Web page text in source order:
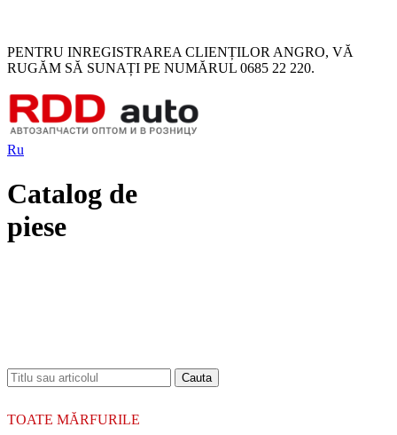
PENTRU INREGISTRAREA CLIENȚILOR ANGRO, VĂ
RUGĂM SĂ SUNAȚI PE NUMĂRUL 0685 22 220.
Ru
Catalog de
piese
TOATE MĂRFURILE